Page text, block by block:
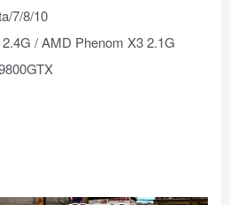
7/8/10
/ AMD Phenom X3 2.1G